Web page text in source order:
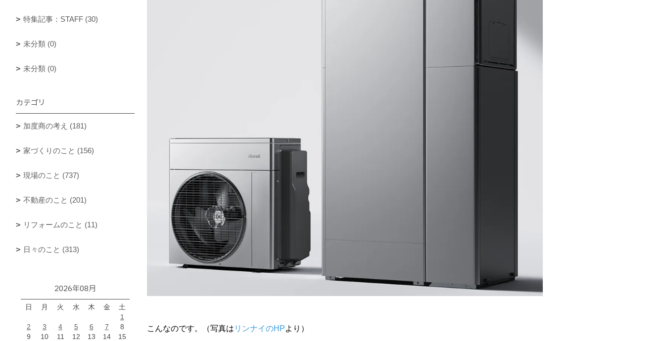
こんなのです。（写真は リンナイのHPより）
特集記事：STAFF (30)
未分類 (0)
未分類 (0)
カテゴリ
加度商の考え (181)
家づくりのこと (156)
現場のこと (737)
不動産のこと (201)
リフォームのこと (11)
日々のこと (313)
2026年08月
日 月 火 水 木 金
土
1
2
3 4 5 6 7
8
9
10 11 12 13 14
15